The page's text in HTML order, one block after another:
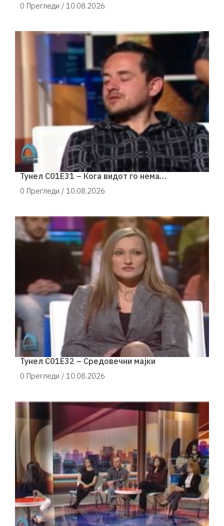
0 Прегледи / 10.08.2026
Тунел С01Е31 – Кога видот го нема…
0 Прегледи / 10.08.2026
Тунел С01Е32 – Средовечни мајки
0 Прегледи / 10.08.2026